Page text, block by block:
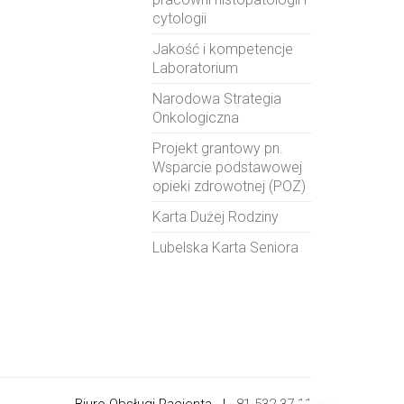
cytologii
Jakość i kompetencje
Laboratorium
Narodowa Strategia
Onkologiczna
Projekt grantowy pn.
Wsparcie podstawowej
opieki zdrowotnej (POZ)
Karta Dużej Rodziny
Lubelska Karta Seniora